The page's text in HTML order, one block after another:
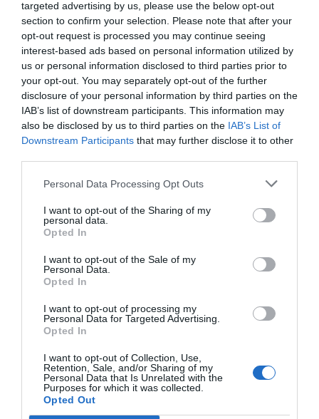
targeted advertising by us, please use the below opt-out
section to confirm your selection. Please note that after your
opt-out request is processed you may continue seeing
interest-based ads based on personal information utilized by
us or personal information disclosed to third parties prior to
your opt-out. You may separately opt-out of the further
disclosure of your personal information by third parties on the
IAB’s list of downstream participants. This information may
also be disclosed by us to third parties on the IAB’s List of
Downstream Participants that may further disclose it to other
Personal Data Processing Opt Outs
I want to opt-out of the Sharing of my
personal data.
Opted In
I want to opt-out of the Sale of my
Personal Data.
Opted In
I want to opt-out of processing my
Personal Data for Targeted Advertising.
Opted In
I want to opt-out of Collection, Use,
Retention, Sale, and/or Sharing of my
Personal Data that Is Unrelated with the
Purposes for which it was collected.
Opted Out